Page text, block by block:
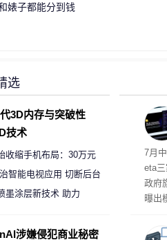
婊子都能分到钱
7月
eta
政府
曝出
选
3D内存与突破性
技术
收缩手机布局：30万元
店 将被逐步清退
智能电视应用 切断后台
规行为
墨涂层新技术 助力
涉嫌侵犯商业秘密